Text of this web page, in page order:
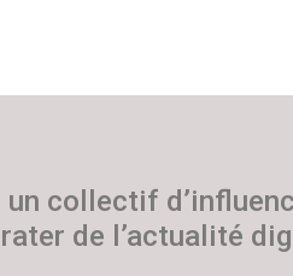
collectif
de l’actualité